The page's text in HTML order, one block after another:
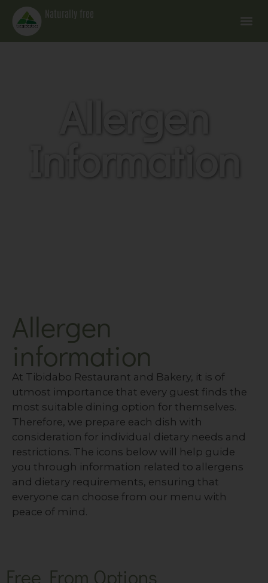
Naturally free
Allergen
Information
Allergen
information
At Tibidabo Restaurant and Bakery, it is of
utmost importance that every guest finds the
most suitable dining option for themselves.
Therefore, we prepare each dish with
consideration for individual dietary needs and
restrictions. The icons below will help guide
you through information related to allergens
and dietary requirements, ensuring that
everyone can choose from our menu with
peace of mind.
Free From Options